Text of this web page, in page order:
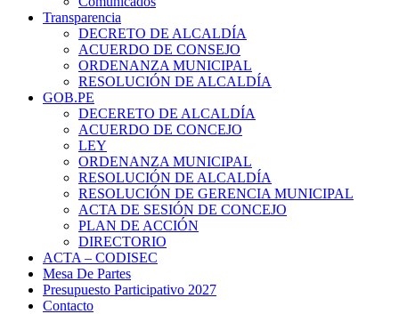
Transparencia
DECRETO DE ALCALDÍA
ACUERDO DE CONSEJO
ORDENANZA MUNICIPAL
RESOLUCIÓN DE ALCALDÍA
GOB.PE
DECERETO DE ALCALDÍA
ACUERDO DE CONCEJO
LEY
ORDENANZA MUNICIPAL
RESOLUCIÓN DE ALCALDÍA
RESOLUCIÓN DE GERENCIA MUNICIPAL
ACTA DE SESIÓN DE CONCEJO
PLAN DE ACCIÓN
DIRECTORIO
ACTA – CODISEC
Mesa De Partes
Presupuesto Participativo 2027
Contacto